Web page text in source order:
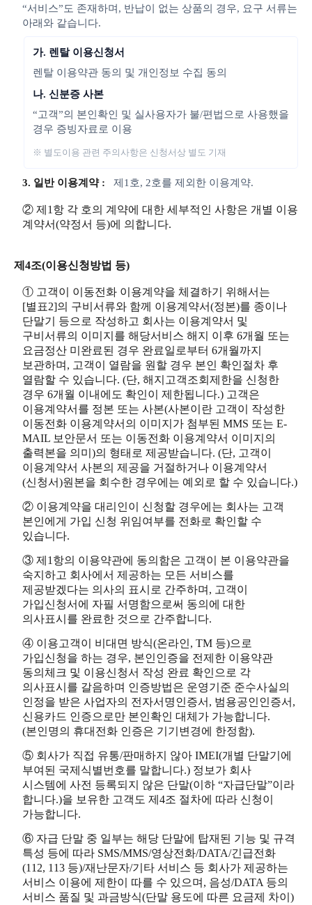
“서비스”도 존재하며, 반납이 없는 상품의 경우, 요구 서류는
아래와 같습니다.
가. 렌탈 이용신청서
렌탈 이용약관 동의 및 개인정보 수집 동의
나. 신분증 사본
“고객”의 본인확인 및 실사용자가 불/편법으로 사용했을
경우 증빙자료로 이용
※ 별도이용 관련 주의사항은 신청서상 별도 기재
3. 일반 이용계약 : 제1호, 2호를 제외한 이용계약.
② 제1항 각 호의 계약에 대한 세부적인 사항은 개별 이용
계약서(약정서 등)에 의합니다.
제4조(이용신청방법 등)
① 고객이 이동전화 이용계약을 체결하기 위해서는
[별표2]의 구비서류와 함께 이용계약서(정본)를 종이나
단말기 등으로 작성하고 회사는 이용계약서 및
구비서류의 이미지를 해당서비스 해지 이후 6개월 또는
요금정산 미완료된 경우 완료일로부터 6개월까지
보관하며, 고객이 열람을 원할 경우 본인 확인절차 후
열람할 수 있습니다. (단, 해지고객조회제한을 신청한
경우 6개월 이내에도 확인이 제한됩니다.) 고객은
이용계약서를 정본 또는 사본(사본이란 고객이 작성한
이동전화 이용계약서의 이미지가 첨부된 MMS 또는 E-
MAIL 보안문서 또는 이동전화 이용계약서 이미지의
출력본을 의미)의 형태로 제공받습니다. (단, 고객이
이용계약서 사본의 제공을 거절하거나 이용계약서
(신청서)원본을 회수한 경우에는 예외로 할 수 있습니다.)
② 이용계약을 대리인이 신청할 경우에는 회사는 고객
본인에게 가입 신청 위임여부를 전화로 확인할 수
있습니다.
③ 제1항의 이용약관에 동의함은 고객이 본 이용약관을
숙지하고 회사에서 제공하는 모든 서비스를
제공받겠다는 의사의 표시로 간주하며, 고객이
가입신청서에 자필 서명함으로써 동의에 대한
의사표시를 완료한 것으로 간주합니다.
④ 이용고객이 비대면 방식(온라인, TM 등)으로
가입신청을 하는 경우, 본인인증을 전제한 이용약관
동의체크 및 이용신청서 작성 완료 확인으로 각
의사표시를 갈음하며 인증방법은 운영기준 준수사실의
인정을 받은 사업자의 전자서명인증서, 범용공인인증서,
신용카드 인증으로만 본인확인 대체가 가능합니다.
(본인명의 휴대전화 인증은 기기변경에 한정함).
⑤ 회사가 직접 유통/판매하지 않아 IMEI(개별 단말기에
부여된 국제식별번호를 말합니다.) 정보가 회사
시스템에 사전 등록되지 않은 단말(이하 “자급단말”이라
합니다.)을 보유한 고객도 제4조 절차에 따라 신청이
가능합니다.
⑥ 자급 단말 중 일부는 해당 단말에 탑재된 기능 및 규격
특성 등에 따라 SMS/MMS/영상전화/DATA/긴급전화
(112, 113 등)/재난문자/기타 서비스 등 회사가 제공하는
서비스 이용에 제한이 따를 수 있으며, 음성/DATA 등의
서비스 품질 및 과금방식(단말 용도에 따른 요금제 차이)